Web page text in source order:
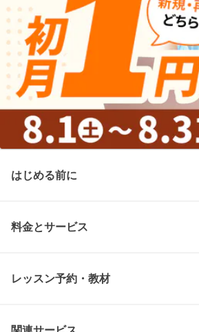
はじめる前に
料金とサービス
レッスン予約・教材